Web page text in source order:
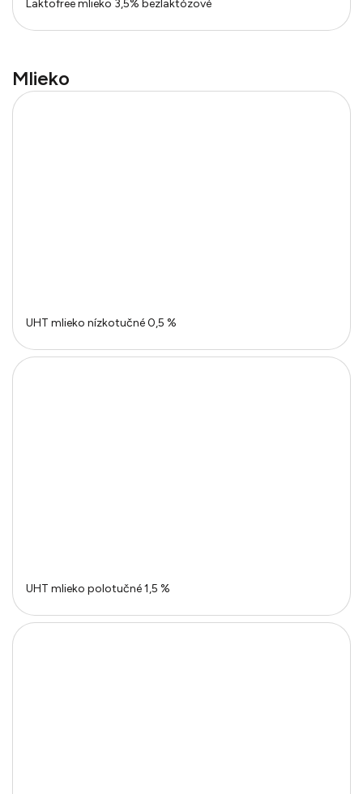
Laktofree mlieko 3,5% bezlaktózové
Mlieko
UHT mlieko nízkotučné 0,5 %
UHT mlieko polotučné 1,5 %